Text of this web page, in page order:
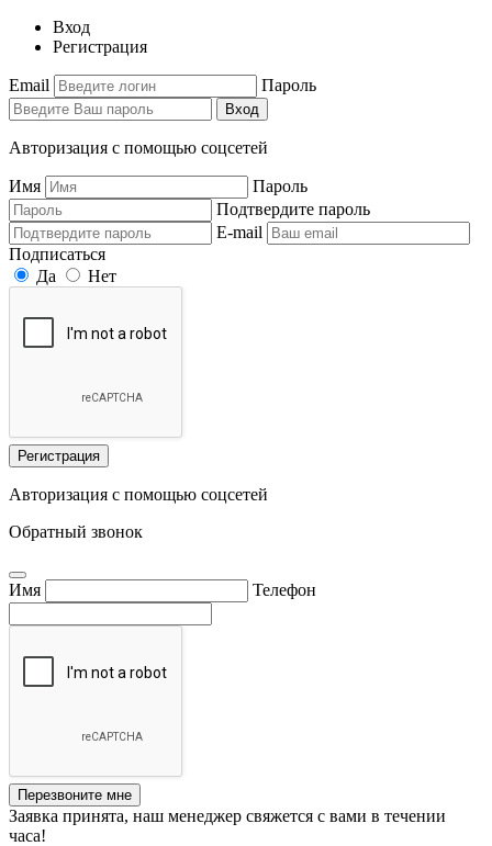
Вход
Регистрация
Email Пароль
Вход
Авторизация с помощью соцсетей
Имя
Пароль
Подтвердите пароль
E-mail
Подписаться
Да
Нет
Регистрация
Авторизация с помощью соцсетей
Обратный звонок
Имя Телефон
Перезвоните мне
Заявка принята, наш менеджер свяжется с вами в течении
часа!